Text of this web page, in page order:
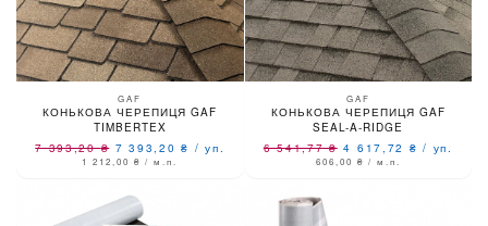
GAF
КОНЬКОВА ЧЕРЕПИЦЯ GAF
TIMBERTEX
7 393,20₴ 7 393,20₴ / уп.
1 212,00₴ / м.п.
GAF
КОНЬКОВА ЧЕРЕПИЦЯ GAF
SEAL-A-RIDGE
6 541,77₴ 4 617,72 ₴ / уп.
606,00 ₴ / м.п.